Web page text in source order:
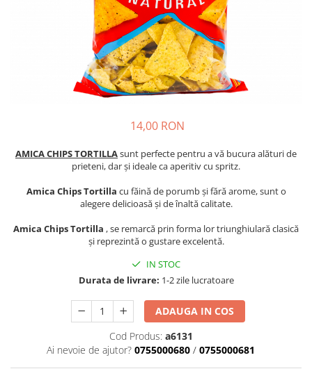
Fructe si legume din Italia
Sosuri de rosii si pasta de tomate
Produse proaspete
Dulciuri italiene
Biscuiti italieni
Prajituri, napolitane, cornuri
Bomboane italiene
Bauturi italiene
Vinuri italiene
Bauturi aperitive, alcoolice
Solutii curatat suprafete baie
Solutie curatat geamuri
Degresant mobila
Detergenti pardoseli
Solutii anti insecte
Geluri de dus pentru Barbati si
Sapun Lichid sau Solid
Antibacterian Pentru Fata sau
Servetele umede, nazale
Periute de Dinti
Igiena intima
Geluri intime
14,00 RON
AMICA CHIPS TORTILLAsunt perfecte pentru a vă bucura alături de
prieteni, dar și ideale ca aperitiv cu spritz.
Amica Chips Tortilla cu făină de porumb și fără arome, sunt o
alegere delicioasă și de înaltă calitate.
Amica Chips Tortilla , se remarcă prin forma lor triunghiulară clasică
și reprezintă o gustare excelentă.
IN STOC
Durata de livrare: 1-2 zile lucratoare
ADAUGA IN COS
Cod Produs: a6131
Ai nevoie de ajutor? 0755000680 / 0755000681